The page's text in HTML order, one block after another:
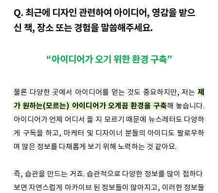
Q. 최근에 디자인 관련하여 아이디어, 영감을 받으
신 책, 장소 또는 경험을 말씀해주세요.
“아이디어가 오기 위한 환경 구축”
물론 다양한 곳에서 아이디어를 얻는 것도 중요하지만, 저는 제
가 원하는(모르는) 아이디어가 오게끔 환경을 구축해 놓습니다.
아이디어가 언제 어디서 올 지 모르기 때문에 뉴스레터도 다양하
게 구독을 하고, 마케터 및 디자이너 분들의 아이디도 팔로우하
며 많은 정보를 다채롭게 보기 위해 노력하는 것 같아요.
즉, 습관을 만드는 거죠. 습관적으로 다양한 정보를 많이 접하다
보면 자연스럽게 아카이브 된 정보들이 많아지고, 이러한 정보들